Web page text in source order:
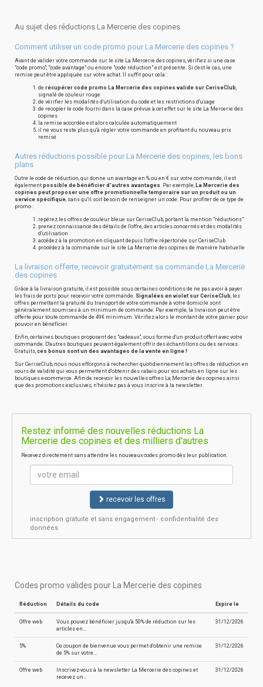
Au sujet des réductions La Mercerie des copines
Comment utiliser un code promo pour La Mercerie des copines ?
Avant de valider votre commande sur le site La Mercerie des copines, vérifiez si une case
"code promo", "code avantage" ou encore "code réduction" est présente. Si c'est le cas, une
remise peut être appliquée sur votre achat. Il suffit pour cela :
de récupérer code promo La Mercerie des copines valide sur CeriseClub,
signalé de couleur rouge
de vérifier les modalités d'utilisation du code et les restrictions d'usage
de recopier le code fourni dans la case prévue à cet effet sur le site La Mercerie des
copines
la remise accordée est alors calculée automatiquement
il ne vous reste plus qu'à régler votre commande en profitant du nouveau prix
remisé
Autres réductions possible pour La Mercerie des copines, les bons
plans
Outre le code de réduction, qui donne un avantage en % ou en € sur votre commande, il est
également possible de bénéficier d'autres avantages. Par exemple, La Mercerie des
copines peut proposer une offre promotionnelle temporaire sur un produit ou un
service spécifique, sans qu'il soit besoin de renseigner un code. Pour profiter de ce type de
promo :
repérez les offres de couleur bleue sur CeriseClub, portant la mention "réductions"
prenez connaissance des détails de l'offre, des articles concernés et des modalités
d'utilisation
accédez à la promotion en cliquant depuis l'offre répertoriée sur CeriseClub
procédez à la commande sur le site La Mercerie des copines de manière habituelle
La livraison offerte, recevoir gratuitement sa commande La Mercerie
des copines
Grâce à la livraison gratuite, il est possible sous certaines conditions de ne pas avoir à payer
les frais de ports pour recevoir votre commande. Signalées en violet sur CeriseClub, les
offres permettant la gratuité du transport de votre commande à votre domicile sont
généralement soumises à un minimum de commande. Par exemple, la livraison peut être
offerte pour toute commande de 49€ minimum. Vérifiez alors le montant de votre panier pour
pouvoir en bénéficier.
Enfin, certaines boutiques proposent des "cadeaux", sous forme d'un produit offert avec votre
commande. D'autres boutiques peuvent également offrir des échantillons ou des services.
Gratuits, ces bonus sont un des avantages de la vente en ligne !
Sur CeriseClub, nous nous efforçons à rechercher quotidiennement les offres de réduction en
cours de validité qui vous permettent d'obtenir des rabais pour vos achats en ligne sur les
boutiques e-commerce. Afin de recevoir les nouvelles offres La Mercerie des copines ainsi
que des promotions exclusives, n'hésitez pas à vous inscrire à la newsletter.
Restez informé des nouvelles réductions La
Mercerie des copines et des milliers d'autres
Recevez directement sans attendre les nouveaux codes promo dès leur publication.
recevoir les offres
inscription gratuite et sans engagement - confidentialité des
données
Codes promo valides pour La Mercerie des copines
Réduction Détails du code Expire le
Offre web
Vous pouvez bénéficier jusqu'à 50% de réduction sur les
articles en…
31/12/2026
5%
Ce coupon de bienvenue vous permet d'obtenir une remise
de 5% sur votre…
31/12/2026
Offre web
Inscrivez-vous à la newsletter La Mercerie des copines et
recevez un…
31/12/2026